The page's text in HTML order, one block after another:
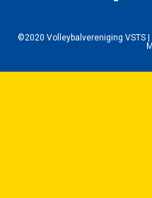
©2020 Volleybalvereniging VSTS |